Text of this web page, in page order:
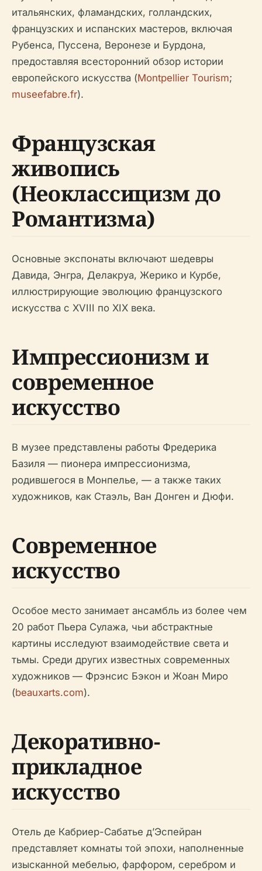
итальянских, фламандских, голландских,
французских и испанских мастеров, включая
Рубенса, Пуссена, Веронезе и Бурдона,
предоставляя всесторонний обзор истории
европейского искусства (Montpellier Tourism;
museefabre.fr).
Французская
живопись
(Неоклассицизм до
Романтизма)
Основные экспонаты включают шедевры
Давида, Энгра, Делакруа, Жерико и Курбе,
иллюстрирующие эволюцию французского
искусства с XVIII по XIX века.
Импрессионизм и
современное
искусство
В музее представлены работы Фредерика
Базиля — пионера импрессионизма,
родившегося в Монпелье, — а также таких
художников, как Стаэль, Ван Донген и Дюфи.
Современное
искусство
Особое место занимает ансамбль из более чем
20 работ Пьера Сулажа, чьи абстрактные
картины исследуют взаимодействие света и
тьмы. Среди других известных современных
художников — Фрэнсис Бэкон и Жоан Миро
(beauxarts.com).
Декоративно-
прикладное
искусство
Отель де Кабриер-Сабатье д’Эспейран
представляет комнаты той эпохи, наполненные
изысканной мебелью, фарфором, серебром и